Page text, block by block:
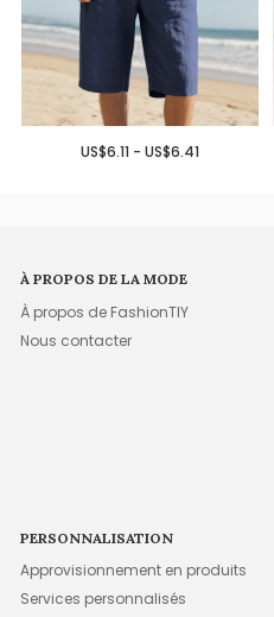
US$6.11 - US$6.41
À PROPOS DE LA MODE
À propos de FashionTIY
Nous contacter
PERSONNALISATION
Approvisionnement en produits
Services personnalisés